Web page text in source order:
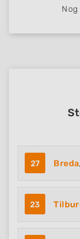
27 Breda
23